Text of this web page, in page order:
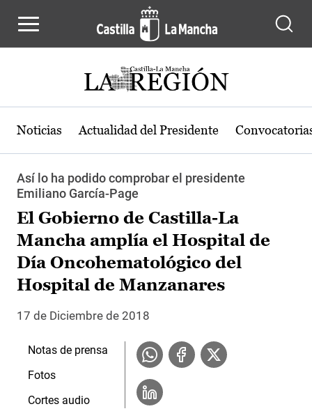
Noticias Actualidad del Presidente
Así lo ha podido comprobar el presidente
Emiliano García-Page
El Gobierno de Castilla-La
Mancha amplía el Hospital de
Día Oncohematológico del
Hospital de Manzanares
17 de Diciembre de 2018
Notas de prensa
Fotos
Cortes audio